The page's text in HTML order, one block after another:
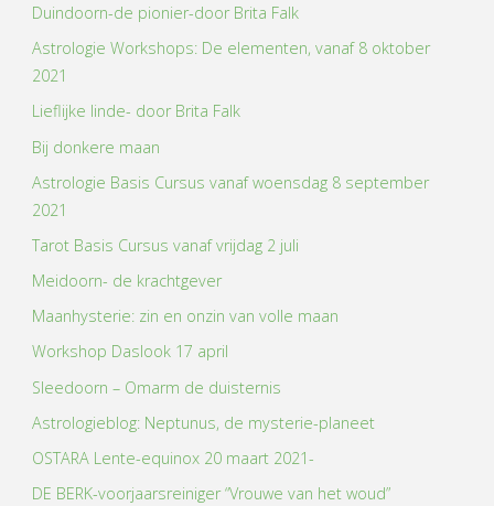
Duindoorn-de pionier-door Brita Falk
Astrologie Workshops: De elementen, vanaf 8 oktober
2021
Lieflijke linde- door Brita Falk
Bij donkere maan
Astrologie Basis Cursus vanaf woensdag 8 september
2021
Tarot Basis Cursus vanaf vrijdag 2 juli
Meidoorn- de krachtgever
Maanhysterie: zin en onzin van volle maan
Workshop Daslook 17 april
Sleedoorn – Omarm de duisternis
Astrologieblog: Neptunus, de mysterie-planeet
OSTARA Lente-equinox 20 maart 2021-
DE BERK-voorjaarsreiniger “Vrouwe van het woud”